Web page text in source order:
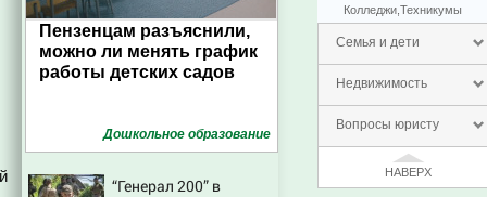
Колледжи,Техникумы
Семья и дети
Недвижимость
Вопросы юристу
НАВЕРХ
Пензенцам разъяснили,
можно ли менять график
работы детских садов
Дошкольное образование
“Генерал 200” в